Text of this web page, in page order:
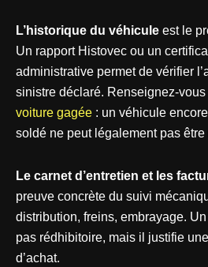
L’historique du véhicule est le
Un rapport Histovec ou un
administrative permet de vérifier
sinistre déclaré. Renseignez-
voiture gagée : un véhicule
soldé ne peut légalement pas
Le carnet d’entretien et les
preuve concrète du suivi
distribution, freins, embrayage.
pas rédhibitoire, mais il justifie
d’achat.